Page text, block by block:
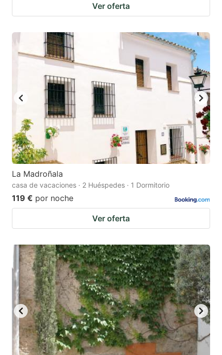
Ver oferta
La Madroñala
casa de vacaciones · 2 Huéspedes · 1 Dormitorio
119 € por noche
Ver oferta